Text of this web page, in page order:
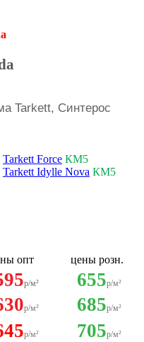
Tarkett, Синтерос
Tarkett Force КМ5
Tarkett Idylle Nova КМ5
опт
цены розн.
р/м² 655р/м²
р/м² 685р/м²
р/м² 705р/м²